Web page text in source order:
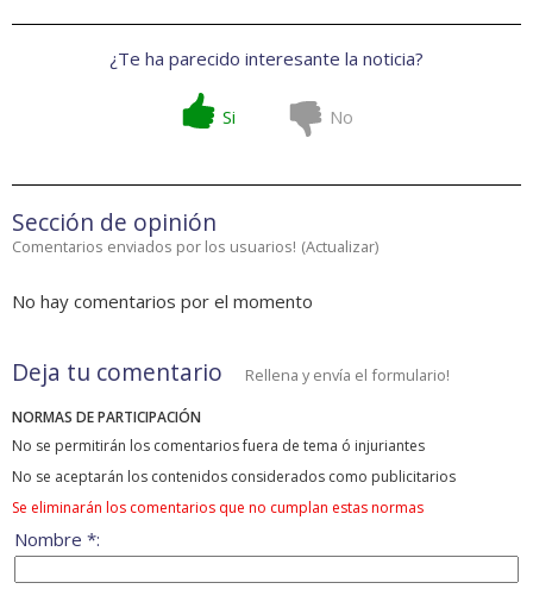
¿Te ha parecido interesante la noticia?
Si No
Sección de opinión
Comentarios enviados por los usuarios! (Actualizar)
No hay comentarios por el momento
Deja tu comentario Rellena y envía el formulario!
NORMAS DE PARTICIPACIÓN
No se permitirán los comentarios fuera de tema ó injuriantes
No se aceptarán los contenidos considerados como publicitarios
Se eliminarán los comentarios que no cumplan estas normas
Nombre *: